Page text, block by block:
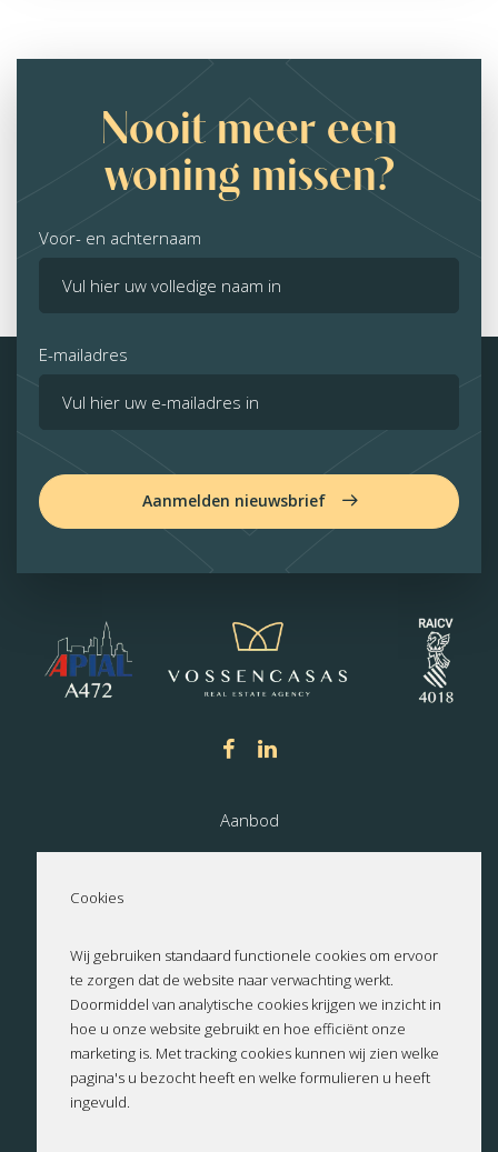
Nooit meer een
woning missen?
Voor- en achternaam
E-mailadres
Aanmelden nieuwsbrief
Aanbod
Contact
Privacyverklaring
Cookies
Wij gebruiken standaard functionele cookies om ervoor
te zorgen dat de website naar verwachting werkt.
Doormiddel van analytische cookies krijgen we inzicht in
hoe u onze website gebruikt en hoe efficiënt onze
marketing is. Met tracking cookies kunnen wij zien welke
pagina's u bezocht heeft en welke formulieren u heeft
ingevuld.